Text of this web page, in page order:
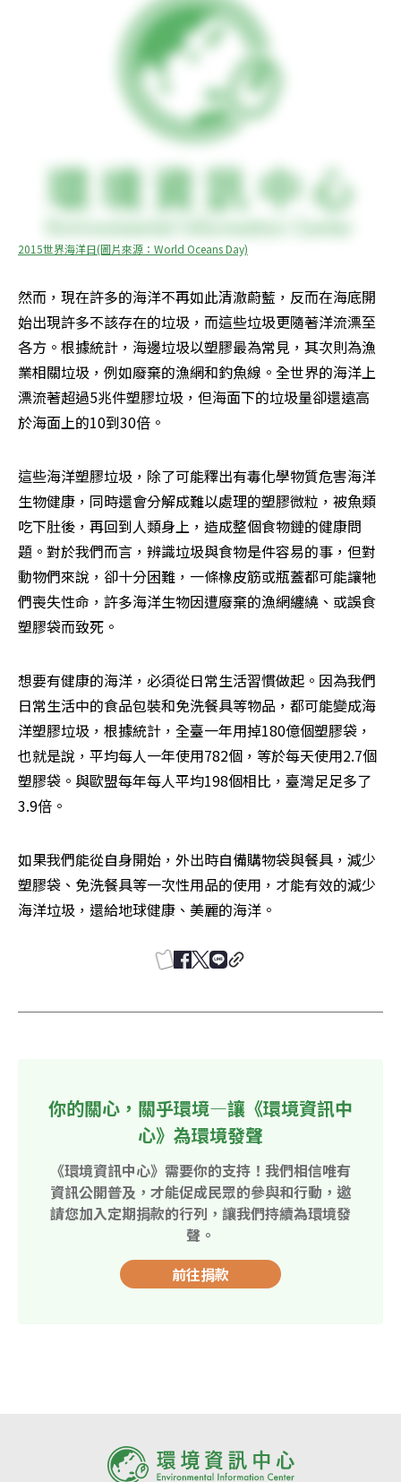
2015世界海洋日(圖片來源：World Oceans Day)
然而，現在許多的海洋不再如此清澈蔚藍，反而在海底開
始出現許多不該存在的垃圾，而這些垃圾更隨著洋流漂至
各方。根據統計，海邊垃圾以塑膠最為常見，其次則為漁
業相關垃圾，例如廢棄的漁網和釣魚線。全世界的海洋上
漂流著超過5兆件塑膠垃圾，但海面下的垃圾量卻還遠高
於海面上的10到30倍。
這些海洋塑膠垃圾，除了可能釋出有毒化學物質危害海洋
生物健康，同時還會分解成難以處理的塑膠微粒，被魚類
吃下肚後，再回到人類身上，造成整個食物鏈的健康問
題。對於我們而言，辨識垃圾與食物是件容易的事，但對
動物們來說，卻十分困難，一條橡皮筋或瓶蓋都可能讓牠
們喪失性命，許多海洋生物因遭廢棄的漁網纏繞、或誤食
塑膠袋而致死。
想要有健康的海洋，必須從日常生活習慣做起。因為我們
日常生活中的食品包裝和免洗餐具等物品，都可能變成海
洋塑膠垃圾，根據統計，全臺一年用掉180億個塑膠袋，
也就是說，平均每人一年使用782個，等於每天使用2.7個
塑膠袋。與歐盟每年每人平均198個相比，臺灣足足多了
3.9倍。
如果我們能從自身開始，外出時自備購物袋與餐具，減少
塑膠袋、免洗餐具等一次性用品的使用，才能有效的減少
海洋垃圾，還給地球健康、美麗的海洋。
你的關心，關乎環境—讓《環境資訊中
心》為環境發聲
《環境資訊中心》需要你的支持！我們相信唯有
資訊公開普及，才能促成民眾的參與和行動，邀
請您加入定期捐款的行列，讓我們持續為環境發
聲。
前往捐款